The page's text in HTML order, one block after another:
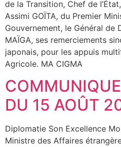
de la Transition, Chef de
Assimi GOÏTA, du Premier
Gouvernement, le Général de
MAÏGA, ses remerciements
japonais, pour les appuis
Agricole. MA CIGMA
DU 15 AOÛT
Diplomatie Son Excellence
Ministre des Affaires